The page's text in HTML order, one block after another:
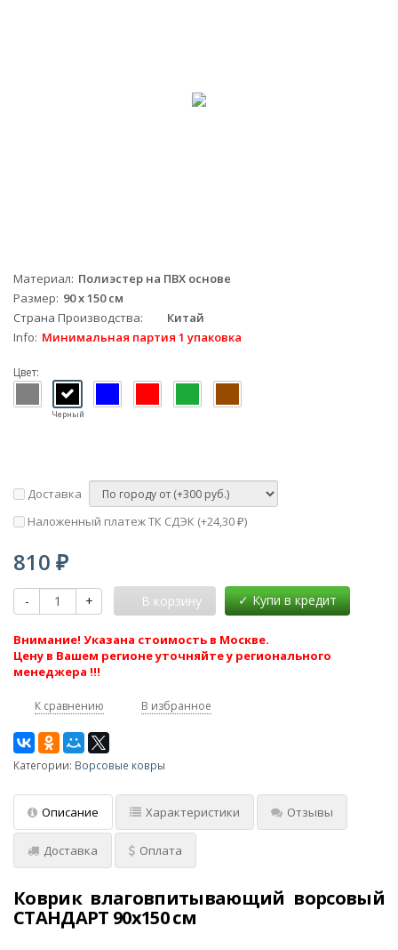
Материал Полиэстер на ПВХ основе
Размер 90 х 150 см
Страна Производства
Китай
Info Минимальная партия 1 упаковка
Цвет:
Черный
Доставка
Наложенный платеж ТК СДЭК (+24,30 ₽)
810 ₽
- + В корзину
Внимание! Указана стоимость в Москве.
Цену в Вашем регионе уточняйте у регионального
менеджера !!!
К сравнению В избранное
Категории: Ворсовые ковры
Описание Характеристики Отзывы
Доставка Оплата
Коврик влаговпитывающий ворсовый
СТАНДАРТ 90x150 см